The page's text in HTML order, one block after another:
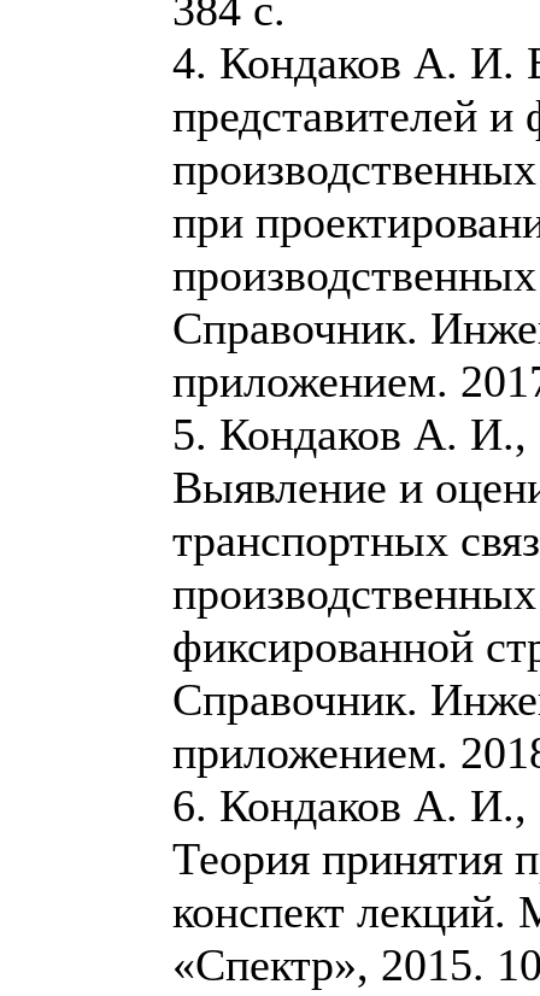
384 с.
4. Кондаков А. И.
представителей
при
Справочник.
приложением.
5. Кондаков А.
Выявление и
транспортных
фиксированной
Справочник.
приложением.
6. Кондаков А.
Теория принятия
конспект
«Спектр», 2015.